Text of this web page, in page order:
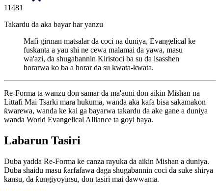
11481
Takardu da aka bayar har yanzu
Mafi girman matsalar da coci na duniya, Evangelical ke
fuskanta a yau shi ne cewa malamai da yawa, masu
wa'azi, da shugabannin Kiristoci ba su da isasshen
horarwa ko ba a horar da su kwata-kwata.
Re-Forma ta wanzu don samar da ma'auni don aikin Mishan na
Littafi Mai Tsarki mara hukuma, wanda aka kafa bisa sakamakon
ƙwarewa, wanda ke kai ga bayarwa takardu da ake gane a duniya
wanda World Evangelical Alliance ta goyi baya.
Labarun Tasiri
Duba yadda Re-Forma ke canza rayuka da aikin Mishan a duniya.
Duba shaidu masu ƙarfafawa daga shugabannin coci da suke shirya
kansu, da ƙungiyoyinsu, don tasiri mai dawwama.